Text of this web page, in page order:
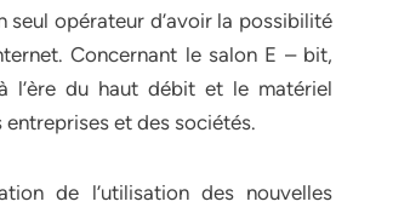
opérateur d’avoir la possibilité
Concernant le salon E – bit,
l’ère du haut débit et le matériel
et des sociétés.
de l’utilisation des nouvelles